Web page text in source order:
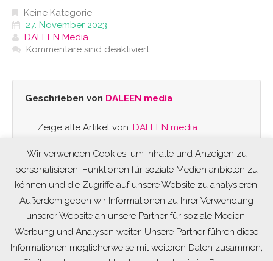
Keine Kategorie
27. November 2023
DALEEN Media
Kommentare sind deaktiviert
Geschrieben von DALEEN media
Zeige alle Artikel von: DALEEN media
Wir verwenden Cookies, um Inhalte und Anzeigen zu
personalisieren, Funktionen für soziale Medien anbieten zu
können und die Zugriffe auf unsere Website zu analysieren.
Außerdem geben wir Informationen zu Ihrer Verwendung
unserer Website an unsere Partner für soziale Medien,
Werbung und Analysen weiter. Unsere Partner führen diese
Informationen möglicherweise mit weiteren Daten zusammen,